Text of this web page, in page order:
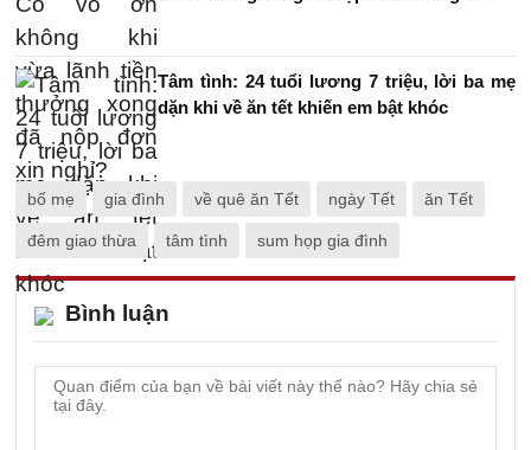
Tâm tình: 24 tuổi lương 7 triệu, lời ba mẹ
dặn khi về ăn tết khiến em bật khóc
bố mẹ gia đình về quê ăn Tết ngày Tết ăn Tết
đêm giao thừa tâm tình sum họp gia đình
Bình luận